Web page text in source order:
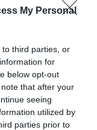
My Personal
third parties, or
for
below opt-out
that after your
seeing
utilized by
parties prior to